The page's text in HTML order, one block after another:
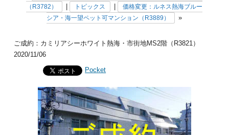
（R3782）
トピックス
価格変更：ルネス熱海ブルー
シア・海一望ペット可マンション（R3889）
»
ご成約：カミリアシーホワイト熱海・市街地MS2階（R3821）
2020/11/06
Pocket